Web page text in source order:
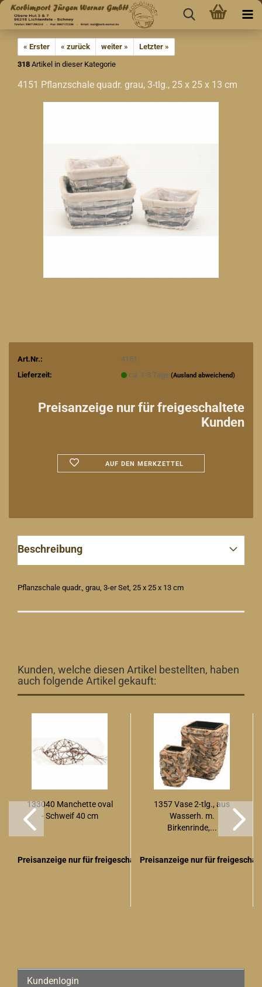
« Erster « zurück weiter »
Letzter »
318 Artikel in dieser Kategorie
4151 Pflanzschale quadr. grau, 3-tlg., 25 x 25 x 13 cm
Art.Nr.:
4151
Lieferzeit:
ca. 1-3 Tage (Ausland abweichend)
Preisanzeige nur für freigeschaltete
Kunden
AUF DEN MERKZETTEL
Beschreibung
Pflanzschale quadr., grau, 3-er Set, 25 x 25 x 13 cm
Kunden, welche diesen Artikel bestellten, haben
auch folgende Artikel gekauft:
133040 Manchette oval
- Schweif 40 cm
Preisanzeige nur für freigeschaltete Kunden
1357 Vase 2-tlg., aus
Wasserh. m.
Birkenrinde,...
Preisanzeige nur für
Kundenlogin